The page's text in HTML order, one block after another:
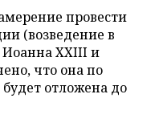
провести
(возведение в
XXIII и
что она по
отложена до